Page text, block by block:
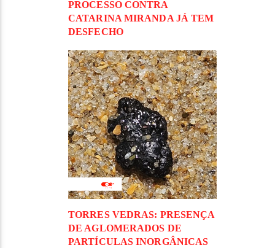
PROCESSO CONTRA
CATARINA MIRANDA JÁ TEM
DESFECHO
TORRES VEDRAS: PRESENÇA
DE AGLOMERADOS DE
PARTÍCULAS INORGÂNICAS